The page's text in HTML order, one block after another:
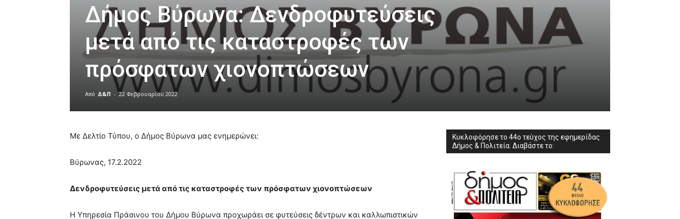
Δήμος Βύρωνα: Δενδροφυτεύσεις
μετά από τις καταστροφές των
πρόσφατων χιονοπτώσεων
Από Δ&Π - 22 Φεβρουαρίου 2022
very
cam
brandi
teaches
Με Δελτίο Τύπου, ο Δήμος Βύρωνα μας ενημερώνει:
Βύρωνας, 17.2.2022
Δενδροφυτεύσεις μετά από τις καταστροφές των πρόσφατων χιονοπτώσεων
Η Υπηρεσία Πράσινου του Δήμου Βύρωνα προχωράει σε φυτεύσεις δέντρων και καλλωπιστικών
Κυκλοφόρησε το 44ο τεύχος της εφημερίδας
Δήμος & Πολιτεία. Διαβάστε το: